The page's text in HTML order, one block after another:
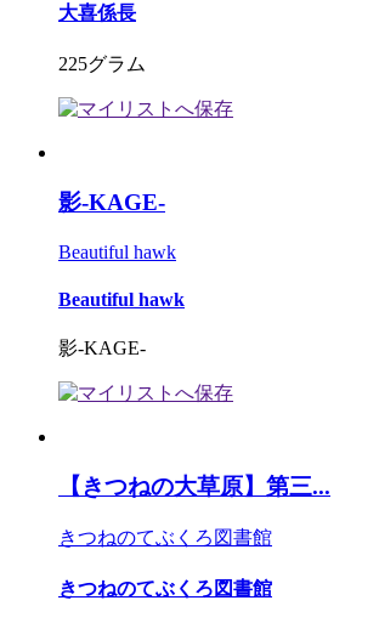
大喜係長
225グラム
影-KAGE-
Beautiful hawk
Beautiful hawk
影-KAGE-
【きつねの大草原】第三...
きつねのてぶくろ図書館
きつねのてぶくろ図書館